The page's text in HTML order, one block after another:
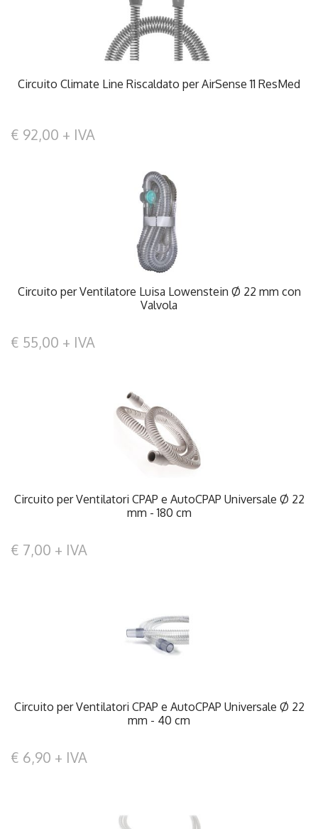
Circuito Climate Line Riscaldato per AirSense 11 ResMed
€ 92,00 + IVA
Circuito per Ventilatore Luisa Lowenstein Ø 22 mm con
Valvola
€ 55,00 + IVA
Circuito per Ventilatori CPAP e AutoCPAP Universale Ø 22
mm - 180 cm
€ 7,00 + IVA
Circuito per Ventilatori CPAP e AutoCPAP Universale Ø 22
mm - 40 cm
€ 6,90 + IVA